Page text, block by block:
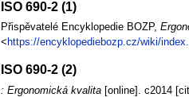
ISO 690-2 (1)
Přispěvatelé Encyklopedie BOZP,
< https://encyklopediebozp.cz/wiki/
ISO 690-2 (2)
: Ergonomická kvalita[online]. c2014